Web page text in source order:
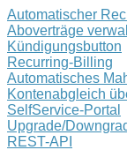
Automatischer
Aboverträge
Kündigungsbutton
Recurring-Billing
Automatisches
Kontenabgleich
SelfService-Portal
Upgrade/
REST-API